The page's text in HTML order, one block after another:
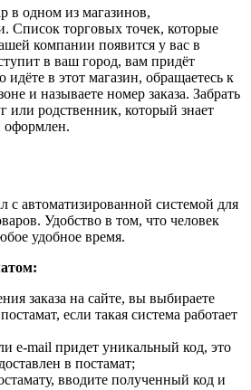
в одном из магазинов,
Список торговых точек, которые
компании появится у вас в
в ваш город, вам придёт
в этот магазин, обращаетесь к
и называете номер заказа. Забрать
или родственник, который знает
оформлен.
с автоматизированной системой для
Удобство в том, что человек
удобное время.
заказа на сайте, вы выбираете
если такая система работает
e-mail придет уникальный код, это
в постамат;
вводите полученный код и